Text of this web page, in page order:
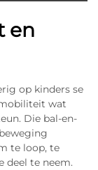
en
op kinders se
wat
Die bal-en-
te loop, te
deel te neem.